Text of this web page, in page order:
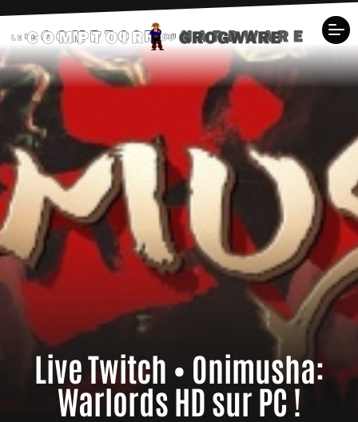
Live Twitch • Onimusha:
Warlords HD sur PC !